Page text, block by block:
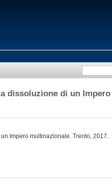
dissoluzione di un
Impero multinazionale. Trento, 2017.